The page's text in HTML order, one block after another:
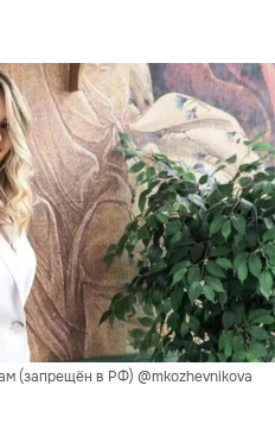
(запрещён в РФ) @mkozhevnikova